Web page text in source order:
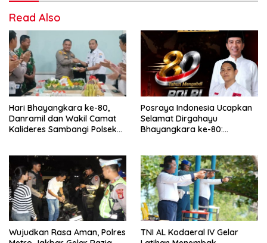
Read Also
Hari Bhayangkara ke-80,
Danramil dan Wakil Camat
Kalideres Sambangi Polsek
Posraya Indonesia Ucapkan
Selamat Dirgahayu
Bhayangkara ke-80:
Wujudkan Rasa Aman, Polres
TNI AL Kodaeral IV Gelar